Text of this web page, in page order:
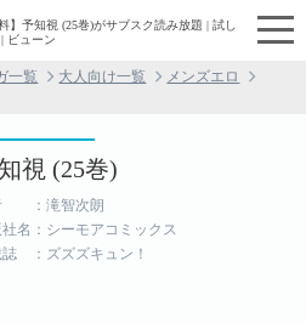
】予知視 (25巻)がサブスク読み放題 | 試し
ビューン
一覧 大人向け一覧
メンズエロ
視 (25巻)
：滝智次朗
名：シーモアコミックス
誌 ：ズズズキュン！